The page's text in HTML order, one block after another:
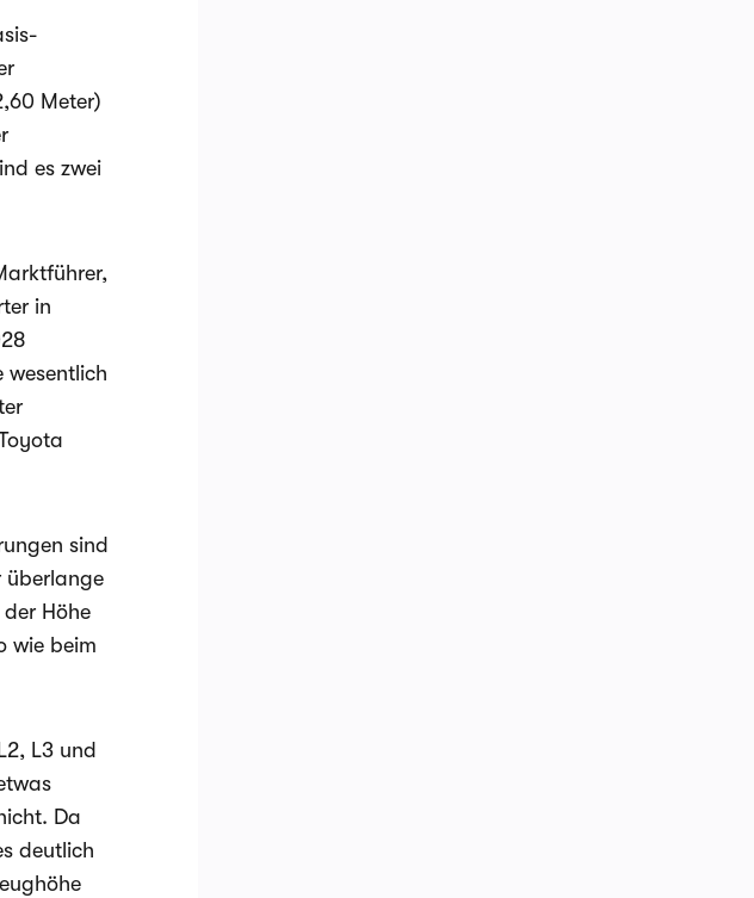
Meter)
es zwei
in
wesentlich
sind
überlange
Höhe
wie beim
L3 und
Da
deutlich